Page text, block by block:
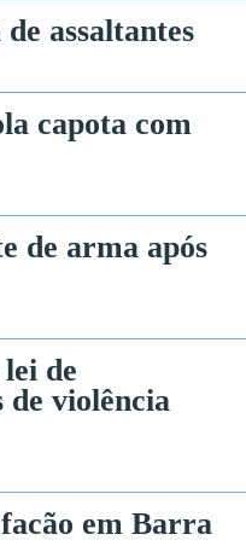
assaltantes
capota com
de arma após
de
violência
em Barra